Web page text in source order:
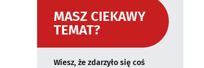
MASZ CIEKAWY
TEMAT?
Wiesz, że zdarzyło się coś